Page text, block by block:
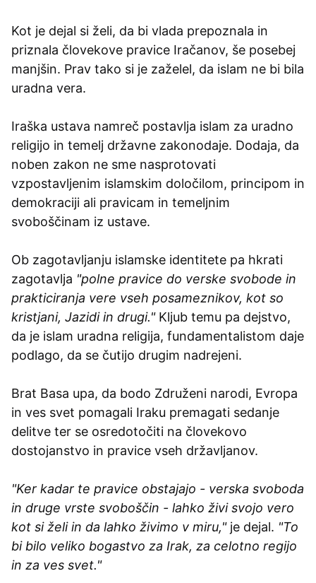
Kot je dejal si želi, da bi vlada prepoznala in
priznala človekove pravice Iračanov, še posebej
manjšin. Prav tako si je zaželel, da islam ne bi bila
uradna vera.
Iraška ustava namreč postavlja islam za uradno
religijo in temelj državne zakonodaje. Dodaja, da
noben zakon ne sme nasprotovati
vzpostavljenim islamskim določilom, principom in
demokraciji ali pravicam in temeljnim
svoboščinam iz ustave.
Ob zagotavljanju islamske identitete pa hkrati
zagotavlja "polne pravice do verske svobode in
prakticiranja vere vseh posameznikov, kot so
kristjani, Jazidi in drugi."Kljub temu pa dejstvo,
da je islam uradna religija, fundamentalistom daje
podlago, da se čutijo drugim nadrejeni.
Brat Basa upa, da bodo Združeni narodi, Evropa
in ves svet pomagali Iraku premagati sedanje
delitve ter se osredotočiti na človekovo
dostojanstvo in pravice vseh državljanov.
"Ker kadar te pravice obstajajo - verska svoboda
in druge vrste svoboščin - lahko živi svojo vero
kot si želi in da lahko živimo v miru,"je dejal. "To
bi bilo veliko bogastvo za Irak, za celotno regijo
in za ves svet."